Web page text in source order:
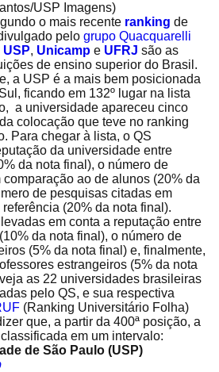
USP Imagens)
o mais recente ranking de
pelo grupo Quacquarelli
USP, Unicamp e UFRJ são as
de ensino superior do Brasil.
a USP é a mais bem posicionada
ficando em 132º lugar na lista
a universidade apareceu cinco
colocação que teve no ranking
Para chegar à lista, o QS
da universidade entre
da nota final), o número de
comparação ao de alunos (20% da
de pesquisas citadas em
(20% da nota final).
em conta a reputação entre
da nota final), o número de
(5% da nota final) e, finalmente,
estrangeiros (5% da nota
as 22 universidades brasileiras
pelo QS, e sua respectiva
(Ranking Universitário Folha)
que, a partir da 400ª posição, a
em um intervalo:
de São Paulo (USP)